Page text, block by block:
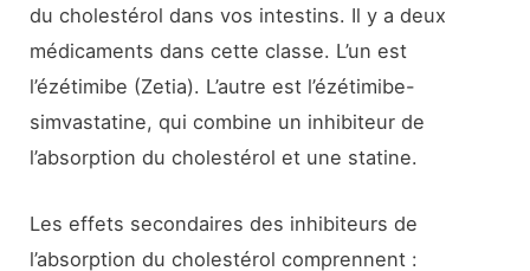
du cholestérol dans vos intestins. Il y a deux
médicaments dans cette classe. L’un est
l’ézétimibe (Zetia). L’autre est l’ézétimibe-
simvastatine, qui combine un inhibiteur de
l’absorption du cholestérol et une statine.
Les effets secondaires des inhibiteurs de
l’absorption du cholestérol comprennent :